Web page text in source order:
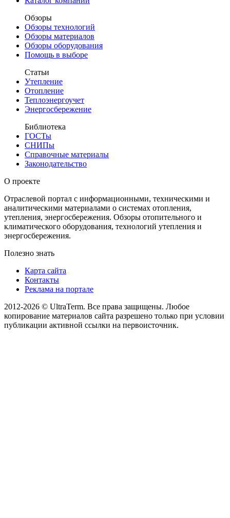
Обзоры
Обзоры технологий
Обзоры материалов
Обзоры оборудования
Помощь в выборе
Статьи
Утепление
Отопление
Теплоэнергоучет
Энергосбережение
Библиотека
ГОСТы
СНИПы
Справочные материалы
Законодательство
О проекте
Отраслевой портал с информационными, техническими и
аналитическими материалами о системах отопления,
утепления, энергосбережения. Обзоры отопительного и
климатического оборудования, технологий утепления и
энергосбережения.
Полезно знать
Карта сайта
Контакты
Реклама на портале
2012-2026 © UltraTerm. Все права защищены. Любое
копирование материалов сайта разрешено только при условии
публикации активной ссылки на первоисточник.